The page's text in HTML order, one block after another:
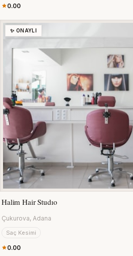
0.00
✨ ONAYLI
Halim Hair Studıo
Çukurova, Adana
Saç Kesimi
0.00